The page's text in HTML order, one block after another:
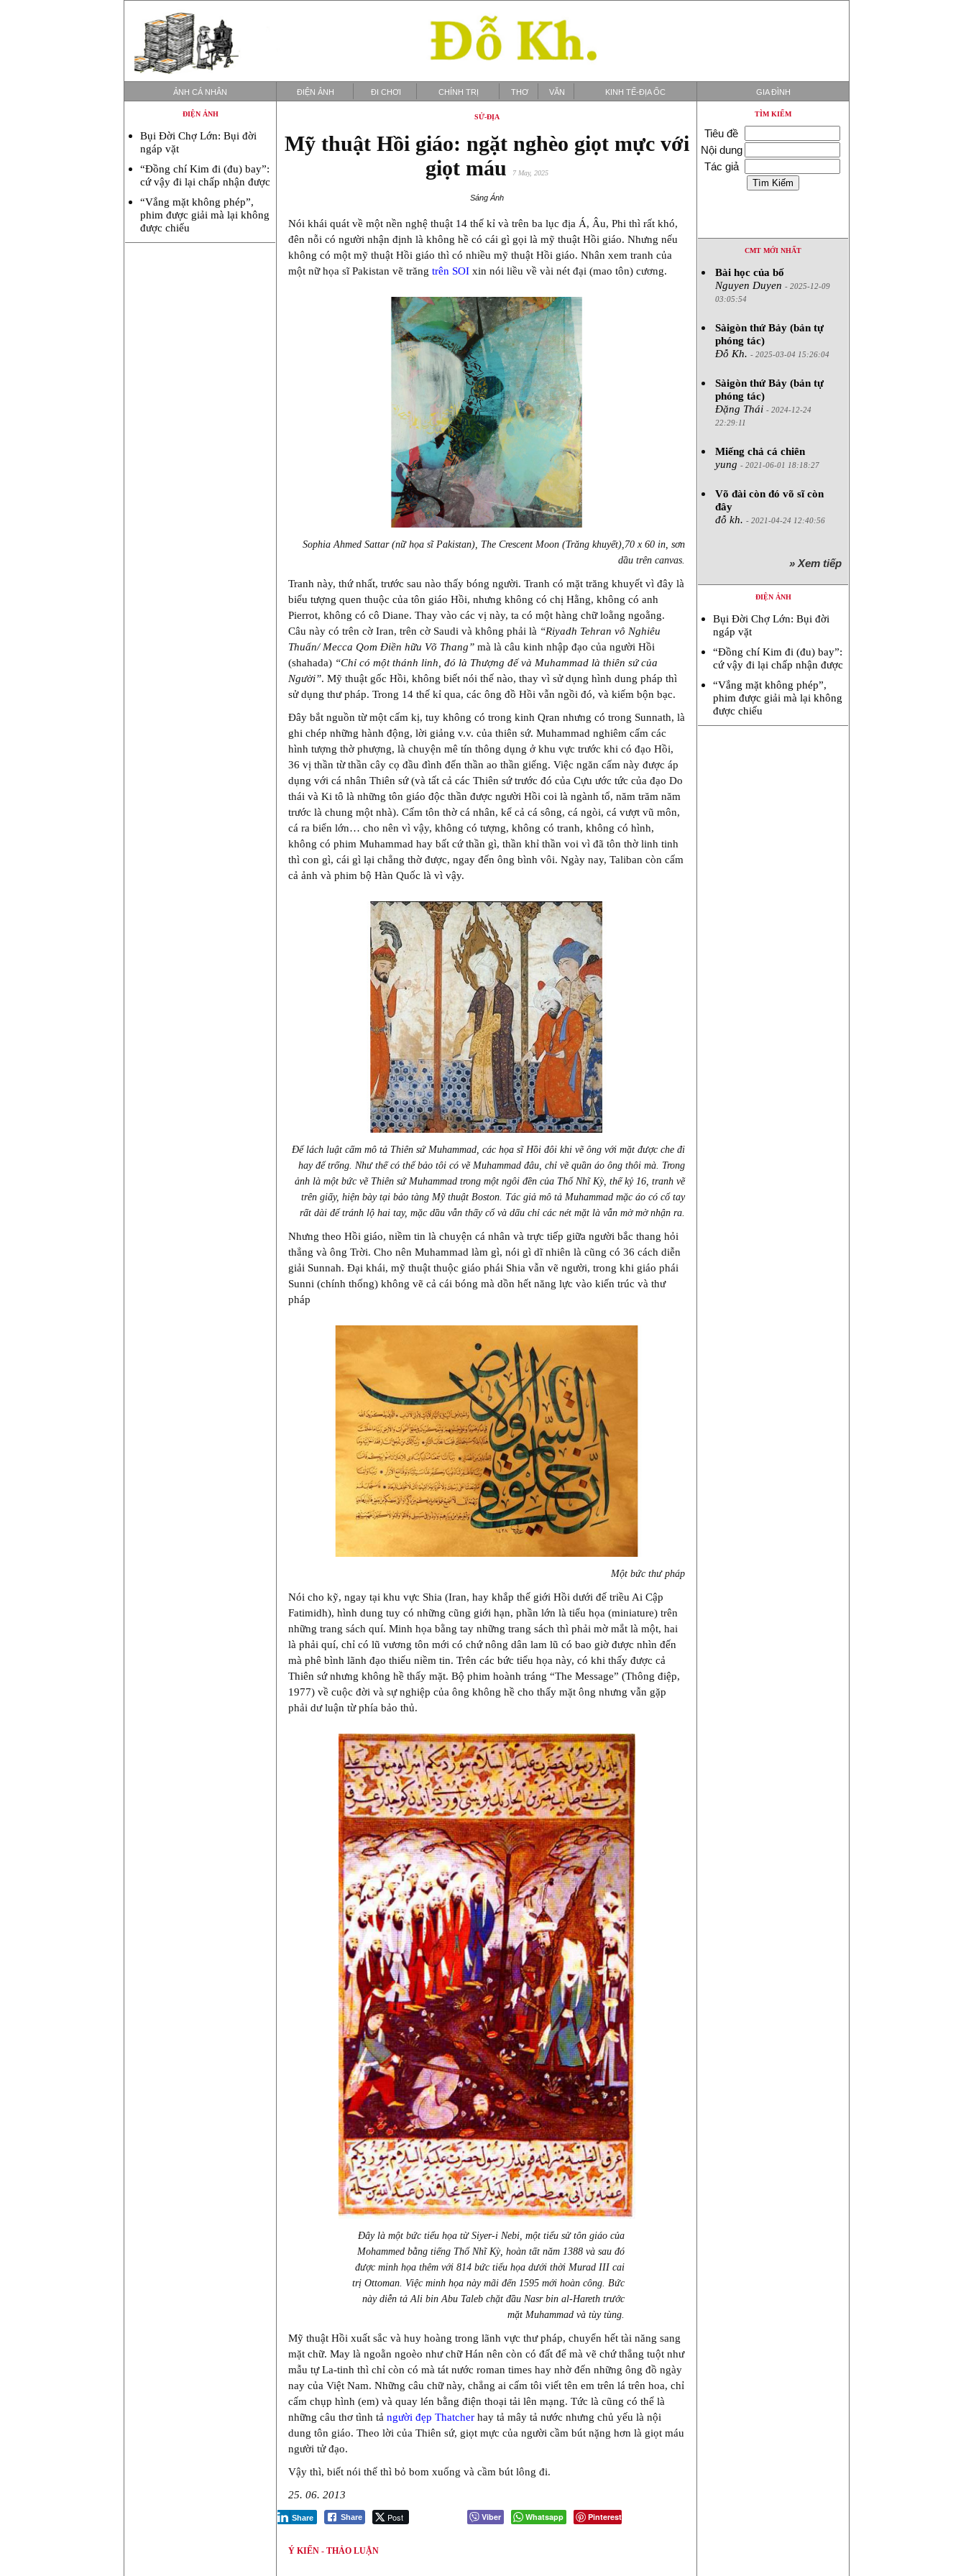
ẢNH CÁ NHÂN ĐIỆN ẢNH ĐI CHƠI CHÍNH TRỊ THƠ VĂN KINH TẾ-ĐỊA ỐC GIA ĐÌNH
ĐIỆN ẢNH
Bụi Đời Chợ Lớn: Bụi đời
ngáp vặt
“Đồng chí Kim đi (đu) bay”:
cứ vậy đi lại chấp nhận được
“Vắng mặt không phép”,
phim được giải mà lại không
được chiếu
SỬ-ĐỊA
Mỹ thuật Hồi giáo: ngặt nghèo giọt mực với
giọt máu
7 May, 2025
Sáng Ánh
Nói khái quát về một nền nghệ thuật 14 thế kỉ và trên ba lục địa Á, Âu, Phi thì rất khó,
đên nỗi có người nhận định là không hề có cái gì gọi là mỹ thuật Hồi giáo. Nhưng nếu
không có một mỹ thuật Hồi giáo thì có nhiều mỹ thuật Hồi giáo. Nhân xem tranh của
một nữ họa sĩ Pakistan vẽ trăng trên SOI xin nói liều về vài nét đại (mao tôn) cương.
Sophia Ahmed Sattar (nữ họa sĩ Pakistan), The Crescent Moon (Trăng khuyết),70 x 60 in, sơn
dầu trên canvas.
Tranh này, thứ nhất, trước sau nào thấy bóng người. Tranh có mặt trăng khuyết vì đây là
biểu tượng quen thuộc của tôn giáo Hồi, nhưng không có chị Hằng, không có anh
Pierrot, không có cô Diane. Thay vào các vị này, ta có một hàng chữ loằng ngoằng.
Câu này có trên cờ Iran, trên cờ Saudi và không phải là “Riyadh Tehran vô Nghiêu
Thuấn/ Mecca Qom Điền hữu Võ Thang” mà là câu kinh nhập đạo của người Hồi
(shahada) “Chỉ có một thánh linh, đó là Thượng đế và Muhammad là thiên sứ của
Người”. Mỹ thuật gốc Hồi, không biết nói thế nào, thay vì sử dụng hình dung pháp thì
sử dụng thư pháp. Trong 14 thế kỉ qua, các ông đồ Hồi vẫn ngồi đó, và kiếm bộn bạc.
Đây bắt nguồn từ một cấm kị, tuy không có trong kinh Qran nhưng có trong Sunnath, là
ghi chép những hành động, lời giảng v.v. của thiên sứ. Muhammad nghiêm cấm các
hình tượng thờ phượng, là chuyện mê tín thông dụng ở khu vực trước khi có đạo Hồi,
36 vị thần từ thần cây cọ đầu đình đến thần ao thần giếng. Việc ngăn cấm này được áp
dụng với cá nhân Thiên sứ (và tất cả các Thiên sứ trước đó của Cựu ước tức của đạo Do
thái và Ki tô là những tôn giáo độc thần được người Hồi coi là ngành tổ, năm trăm năm
trước là chung một nhà). Cấm tôn thờ cá nhân, kể cả cá sông, cá ngòi, cá vượt vũ môn,
cá ra biển lớn… cho nên vì vậy, không có tượng, không có tranh, không có hình,
không có phim Muhammad hay bất cứ thần gì, thần khỉ thần voi vì đã tôn thờ linh tinh
thì con gì, cái gì lại chẳng thờ được, ngay đến ông bình vôi. Ngày nay, Taliban còn cấm
cả ảnh và phim bộ Hàn Quốc là vì vậy.
Để lách luật cấm mô tả Thiên sứ Muhammad, các họa sĩ Hồi đôi khi vẽ ông với mặt được che đi
hay để trống. Như thế có thể bảo tôi có vẽ Muhammad đâu, chỉ vẽ quần áo ông thôi mà. Trong
ảnh là một bức vẽ Thiên sứ Muhammad trong một ngôi đền của Thổ Nhĩ Kỳ, thế kỷ 16, tranh vẽ
trên giấy, hiện bày tại bảo tàng Mỹ thuật Boston. Tác giả mô tả Muhammad mặc áo có cổ tay
rất dài để tránh lộ hai tay, mặc dầu vẫn thấy cổ và dấu chỉ các nét mặt là vẫn mờ mờ nhận ra.
Nhưng theo Hồi giáo, niềm tin là chuyện cá nhân và trực tiếp giữa người bắc thang hỏi
thẳng và ông Trời. Cho nên Muhammad làm gì, nói gì dĩ nhiên là cũng có 36 cách diễn
giải Sunnah. Đại khái, mỹ thuật thuộc giáo phái Shia vẫn vẽ người, trong khi giáo phái
Sunni (chính thống) không vẽ cả cái bóng mà dồn hết năng lực vào kiến trúc và thư
pháp
Một bức thư pháp
Nói cho kỹ, ngay tại khu vực Shia (Iran, hay khắp thế giới Hồi dưới đế triều Ai Cập
Fatimidh), hình dung tuy có những cũng giới hạn, phần lớn là tiểu họa (miniature) trên
những trang sách quí. Minh họa bằng tay những trang sách thì phải mờ mắt là một, hai
là phải quí, chỉ có lũ vương tôn mới có chứ nông dân lam lũ có bao giờ được nhìn đến
mà phê bình lãnh đạo thiếu niềm tin. Trên các bức tiểu họa này, có khi thấy được cả
Thiên sứ nhưng không hề thấy mặt. Bộ phim hoành tráng “The Message” (Thông điệp,
1977) về cuộc đời và sự nghiệp của ông không hề cho thấy mặt ông nhưng vẫn gặp
phải dư luận từ phía bảo thủ.
Đây là một bức tiểu họa từ Siyer-i Nebi, một tiểu sử tôn giáo của
Mohammed bằng tiếng Thổ Nhĩ Kỳ, hoàn tất năm 1388 và sau đó
được minh họa thêm với 814 bức tiểu họa dưới thời Murad III cai
trị Ottoman. Việc minh họa này mãi đến 1595 mới hoàn công. Bức
này diễn tả Ali bin Abu Taleb chặt đầu Nasr bin al-Hareth trước
mặt Muhammad và tùy tùng.
Mỹ thuật Hồi xuất sắc và huy hoàng trong lãnh vực thư pháp, chuyển hết tài năng sang
mặt chữ. May là ngoằn ngoèo như chữ Hán nên còn có đất để mà vẽ chứ thẳng tuột như
mẫu tự La-tinh thì chỉ còn có mà tát nước roman times hay nhờ đến những ông đồ ngày
nay của Việt Nam. Những câu chữ này, chẳng ai cấm tôi viết tên em trên lá trên hoa, chỉ
cấm chụp hình (em) và quay lén bằng điện thoại tải lên mạng. Tức là cũng có thể là
những câu thơ tình tả người đẹp Thatcher hay tả mây tả nước nhưng chủ yếu là nội
dung tôn giáo. Theo lời của Thiên sứ, giọt mực của người cầm bút nặng hơn là giọt máu
người tử đạo.
Vậy thì, biết nói thế thì bỏ bom xuống và cầm bút lông đi.
25. 06. 2013
Share Post
Share Viber Whatsapp Pinterest
Ý KIẾN - THẢO LUẬN
TÌM KIẾM
Tiêu đề
Nội dung
Tác giả
CMT MỚI NHẤT
Bài học của bố
Nguyen Duyen - 2025-12-09
03:05:54
Sàigòn thứ Bảy (bản tự
phóng tác)
Đỗ Kh. - 2025-03-04 15:26:04
Sàigòn thứ Bảy (bản tự
phóng tác)
Đặng Thái - 2024-12-24
22:29:11
Miếng chả cá chiên
yung - 2021-06-01 18:18:27
Võ đài còn đó võ sĩ còn
đây
đỗ kh. - 2021-04-24 12:40:56
» Xem tiếp
ĐIỆN ẢNH
Bụi Đời Chợ Lớn: Bụi đời
ngáp vặt
“Đồng chí Kim đi (đu) bay”:
cứ vậy đi lại chấp nhận được
“Vắng mặt không phép”,
phim được giải mà lại không
được chiếu